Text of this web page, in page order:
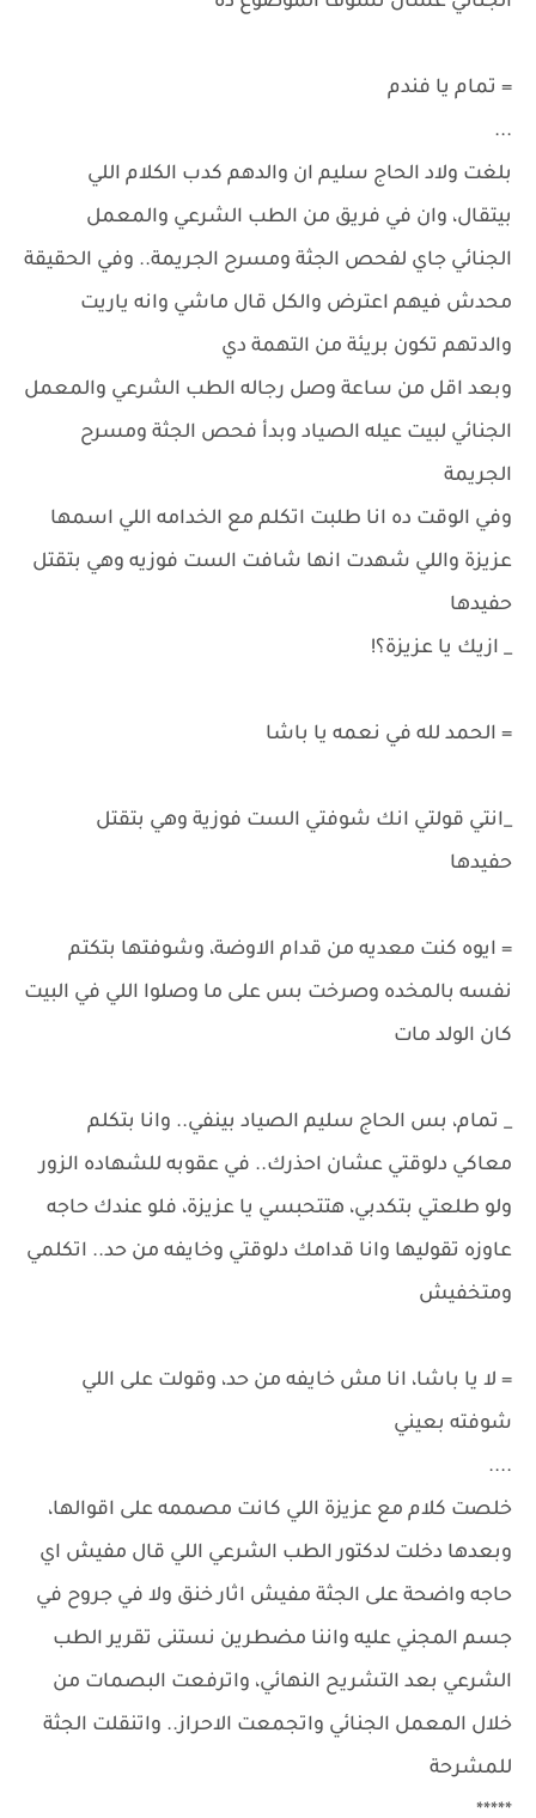
= تمام يا فندم
...
بلغت ولاد الحاج سليم ان والدهم كدب الكلام اللي
بيتقال، وان في فريق من الطب الشرعي والمعمل
الجنائي جاي لفحص الجثة ومسرح الجريمة.. وفي الحقيقة
محدش فيهم اعترض والكل قال ماشي وانه ياريت
والدتهم تكون بريئة من التهمة دي
وبعد اقل من ساعة وصل رجاله الطب الشرعي والمعمل
الجنائي لبيت عيله الصياد وبدأ فحص الجثة ومسرح
الجريمة
وفي الوقت ده انا طلبت اتكلم مع الخدامه اللي اسمها
عزيزة واللي شهدت انها شافت الست فوزيه وهي بتقتل
حفيدها
_ ازيك يا عزيزة؟!
= الحمد لله في نعمه يا باشا
_انتي قولتي انك شوفتي الست فوزية وهي بتقتل
حفيدها
= ايوه كنت معديه من قدام الاوضة، وشوفتها بتكتم
نفسه بالمخده وصرخت بس على ما وصلوا اللي في البيت
كان الولد مات
_ تمام، بس الحاج سليم الصياد بينفي.. وانا بتكلم
معاكي دلوقتي عشان احذرك.. في عقوبه للشهاده الزور
ولو طلعتي بتكدبي، هتتحبسي يا عزيزة، فلو عندك حاجه
عاوزه تقوليها وانا قدامك دلوقتي وخايفه من حد.. اتكلمي
ومتخفيش
= لا يا باشا، انا مش خايفه من حد، وقولت على اللي
شوفته بعيني
....
خلصت كلام مع عزيزة اللي كانت مصممه على اقوالها،
وبعدها دخلت لدكتور الطب الشرعي اللي قال مفيش اي
حاجه واضحة على الجثة مفيش اثار خنق ولا في جروح في
جسم المجني عليه واننا مضطرين نستنى تقرير الطب
الشرعي بعد التشريح النهائي، واترفعت البصمات من
خلال المعمل الجنائي واتجمعت الاحراز.. واتنقلت الجثة
للمشرحة
*****